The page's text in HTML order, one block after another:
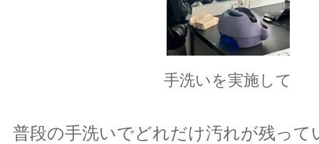
手洗いを実施して
普段の手洗いでどれだけ汚れが残って